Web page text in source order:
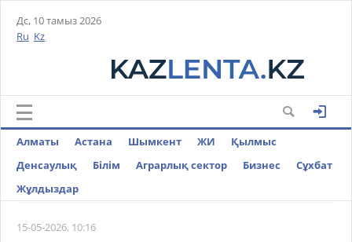
Дс, 10 тамыз 2026
Ru Kz
Алматы Астана Шымкент ЖИ
Қылмыс
Денсаулық
Білім Аграрлық сектор Бизнес
Cұхбат
Жұлдыздар
15-05-2026, 10:16